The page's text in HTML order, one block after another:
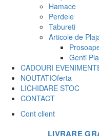
Hamace
Perdele
Tabureti
Articole de
Genti
CADOURI
NOUTATIOferta
LICHIDARE STOC
CONTACT
Cont client
LIVRARE